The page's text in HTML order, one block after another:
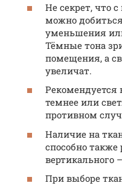
Не секрет, что
можно
уменьшения
Тёмные тона
помещения, а
увеличат.
Рекомендуется
темнее или
противном
Наличие на
способно также
вертикального
При выборе